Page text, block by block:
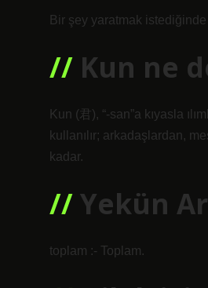
Bir şey yaratmak istediğinde
Kun ne
Kun (君), “-san”a kıyasla
kullanılır; arkadaşlardan,
kadar.
Yekün
toplam :- Toplam.